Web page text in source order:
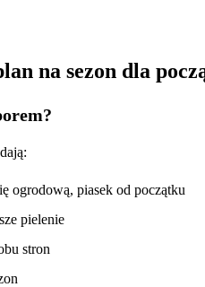
na sezon dla
ogrodową, piasek od początku
pielenie
stron